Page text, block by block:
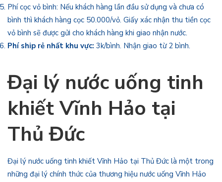
Phí cọc vỏ bình: Nếu khách hàng lần đầu sử dụng và chưa có
bình thì khách hàng cọc 50.000/vỏ. Giấy xác nhận thu tiền cọc
vỏ bình sẽ được gửi cho khách hàng khi giao nhận nước.
Phí ship rẻ nhất khu vực: 3k/bình. Nhận giao từ 2 bình.
Đại lý nước uống tinh
khiết Vĩnh Hảo tại
Thủ Đức
Đại lý nước uống tinh khiết Vĩnh Hảo tại Thủ Đức là một trong
những đại lý chính thức của thương hiệu nước uống Vĩnh Hảo